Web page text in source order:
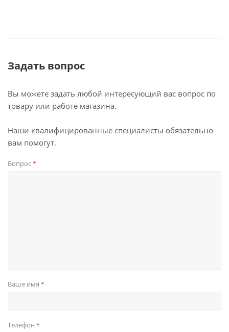
Задать вопрос
Вы можете задать любой интересующий вас вопрос по
товару или работе магазина.
Наши квалифицированные специалисты обязательно
вам помогут.
Вопрос*
Ваше имя *
Телефон *